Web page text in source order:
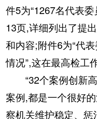
件5为“1267名代表
13页,详细列出了提
和内容;附件6为“代
情况”,这在最高检工
“32个案例创新高
案例,都是一个很好
察机关维护稳定、